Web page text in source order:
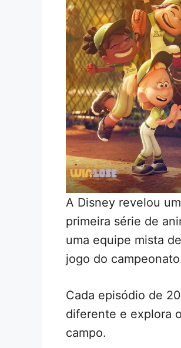
A Disney revelou
primeira série de
uma equipe mista
jogo do
Cada episódio de
diferente e explora
campo.